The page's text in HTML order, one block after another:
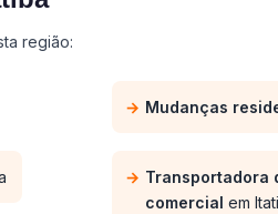
região:
Mudanças
Transportadora
comercial em